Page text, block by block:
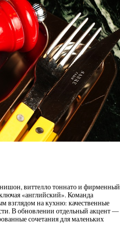
виттелло тоннато и фирменный
«английский». Команда
взглядом на кухню: качественные
В обновлении отдельный акцент —
сочетания для маленьких